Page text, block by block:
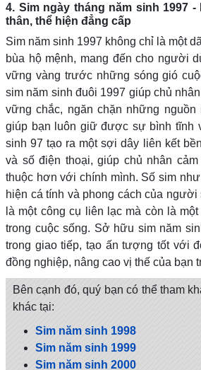
4. Sim ngày tháng năm sinh 1997
thân, thể hiện đẳng cấp
Sim năm sinh 1997 không chỉ là một
bùa hộ mệnh, mang đến cho người
vững vàng trước những sóng gió
sim năm sinh đuôi 1997 giúp chủ
vững chắc, ngăn chặn những
giúp bạn luôn giữ được sự bình tĩnh
sinh 97 tạo ra một sợi dây liên kết
và số điện thoại, giúp chủ nhân
thuộc hơn với chính mình. Số sim
hiện cá tính và phong cách của
là một công cụ liên lạc mà còn là
trong cuộc sống. Sở hữu sim năm
trong giao tiếp, tạo ấn tượng tốt với
đồng nghiệp, nâng cao vị thế của bạn
Bên cạnh đó, quý bạn có thể tham
khác tại:
Sim năm sinh 1998
Sim năm sinh 1999
Sim năm sinh 2000